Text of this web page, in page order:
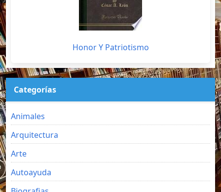
Honor Y Patriotismo
Categorías
Animales
Arquitectura
Arte
Autoayuda